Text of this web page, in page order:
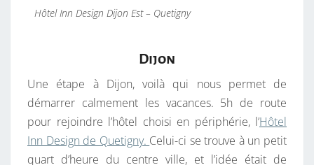
Hôtel Inn Design Dijon Est – Quetigny
Dijon
Une étape à Dijon, voilà qui nous permet de
démarrer calmement les vacances. 5h de route
pour rejoindre l’hôtel choisi en périphérie, l’Hôtel
Inn Design de Quetigny. Celui-ci se trouve à un petit
quart d’heure du centre ville, et l’idée était de